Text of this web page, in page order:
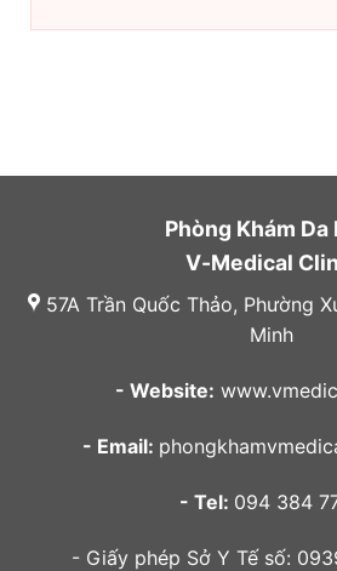
Phòng Khám Da
V-Medical
57A Trần Quốc Thảo, Phường
Minh
- Website:
- Email:
- Tel: 094 384
- Giấy phép Sở Y Tế số: